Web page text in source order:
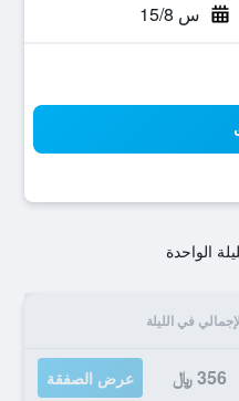
س 15/8
الواحدة
في الليلة
356 ﷼ عرض الصفقة